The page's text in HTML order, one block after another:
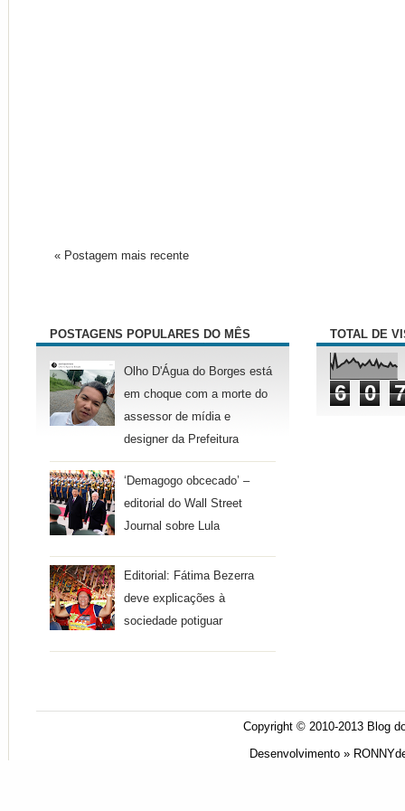
« Postagem mais recente
POSTAGENS POPULARES DO MÊS
Olho D'Água do Borges está
em choque com a morte do
assessor de mídia e
designer da Prefeitura
‘Demagogo obcecado’ –
editorial do Wall Street
Journal sobre Lula
Editorial: Fátima Bezerra
deve explicações à
sociedade potiguar
TOTAL DE
6 0 7
Copyright © 2010-2013 Blog
Desenvolvimento »